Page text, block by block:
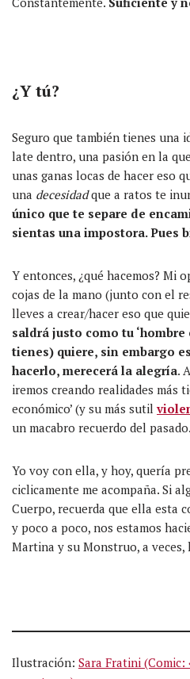
¿Y tú?
Seguro que también tienes una
late dentro, una pasión en la
unas ganas locas de hacer eso
una decesidadque a ratos te
único que te separe de
sientas una impostora. Pues
Y entonces, ¿qué hacemos? Mi
cojas de la mano (junto con el
lleves a crear/hacer eso que
saldrá justo como tu ‘hombre
tienes) quiere, sin embargo
hacerlo, merecerá la alegría.
iremos creando realidades más
económico’ (y su más sutil
un macabro recuerdo del pasado.
Yo voy con ella, y hoy, quería
ciclicamente me acompaña. Si
Cuerpo, recuerda que ella esta
y poco a poco, nos estamos
Martina y su Monstruo, a veces,
Ilustración: Sara Fratini